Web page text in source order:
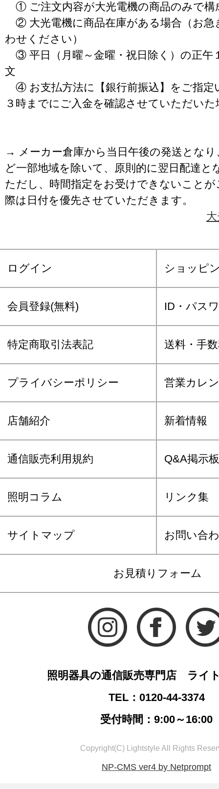
① ご注文内容が大光電機の商品のみで構
② 大光電機に商品在庫がある場合（お急
わせください）
③ 平日（月曜～金曜・祝日除く）の正午
文
④ お支払方法に【銀行前振込】をご指定
３時までにご入金を確認させていただいた
→ メーカー倉庫から当日午後の発送となり
ど一部地域を除いて、原則的に翌日配達と
ただし、時間指定をお受けできないこと
際は日付を優先させていただきます。
ログイン ショッピ
会員登録(無料) ID・パス
特定商取引法表記 送料・手
プライバシーポリシー 営業カレ
店舗紹介 新着情報
通信販売利用規約 Q&A掲示板
照明コラム リンク集
サイトマップ お問い合
お見積りフォーム
照明器具の通信販売専門店 ライ
TEL：0120-44-3374
受付時間：9:00～16:00
Copyright(C) Lightstyle All Rights
NP-CMS ver4 by Netprompt